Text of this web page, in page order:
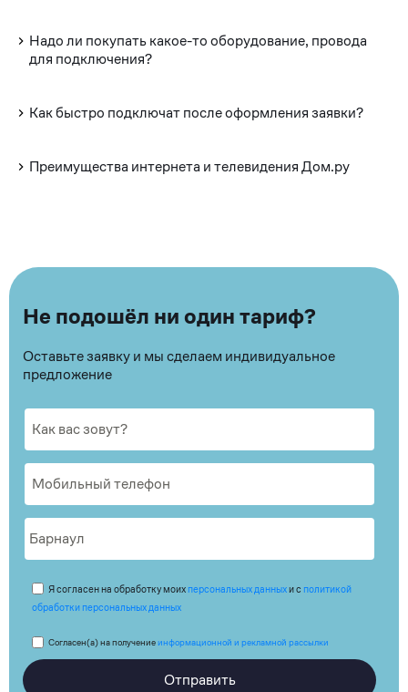
Надо ли покупать какое-то оборудование, провода
для подключения?
Как быстро подключат после оформления заявки?
Преимущества интернета и телевидения Дом.ру
Не подошёл ни один тариф?
Оставьте заявку и мы сделаем индивидуальное
предложение
Я согласен на обработку моих персональных данныхи с политикой
обработки персональных данных
Согласен(а) на получениеинформационной и рекламной рассылки
Отправить